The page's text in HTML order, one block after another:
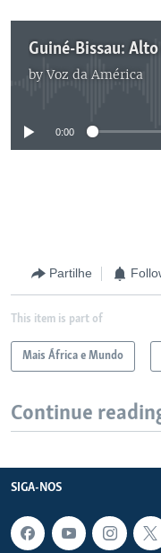
byVoz da América
No media
0:00
Partilhe
This item is part of
Mais África e Mundo
Continue
SIGA-NOS